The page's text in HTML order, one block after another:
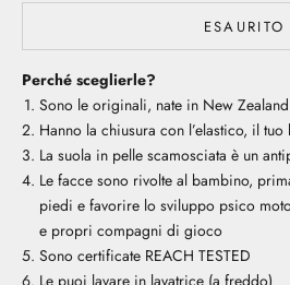
ESAURITO
Perché sceglierle?
Sono le originali, nate in New
Hanno la chiusura con l’elastico, il
La suola in pelle scamosciata è un
Le facce sono rivolte al bambino,
piedi e favorire lo sviluppo psico
e propri compagni di gioco
Sono certificate REACH TESTED
Le puoi lavare in lavatrice (a freddo)